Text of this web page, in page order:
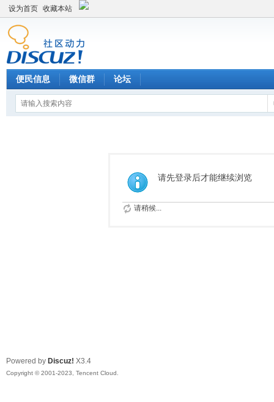
设为首页 收藏本站
便民信息 微信群 论坛
请先登录后才能继续浏览
请稍候...
Powered by Discuz! X3.4
Copyright © 2001-2023, Tencent Cloud.